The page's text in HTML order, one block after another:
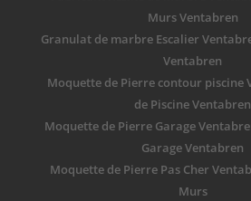
Murs Ventabren
Granulat de marbre Escalier
Ventabren
Moquette de Pierre contour piscine
de Piscine Ventabren
Moquette de Pierre Garage
Garage Ventabren
Moquette de Pierre Pas Cher
Murs